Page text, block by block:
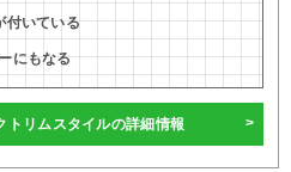
付いている
にもなる
トリムスタイルの詳細情報